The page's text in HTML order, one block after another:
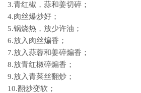
3.青红椒，蒜和姜切碎；
4.肉丝爆炒好；
5.锅烧热，放少许油；
6.放入肉丝煸香；
7.放入蒜蓉和姜碎煸香；
8.放青红椒碎煸香；
9.放入青菜丝翻炒；
10.翻炒变软；